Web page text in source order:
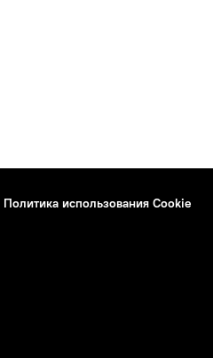
Политика использования Cookie